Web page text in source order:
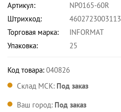
Артикул:
NP0165-60R
Штрихкод:
4602723003113
Торговая марка:
INFORMAT
Упаковка:
25
Код товара: 040826
Склад МСК: Под заказ
Ваш город: Под заказ